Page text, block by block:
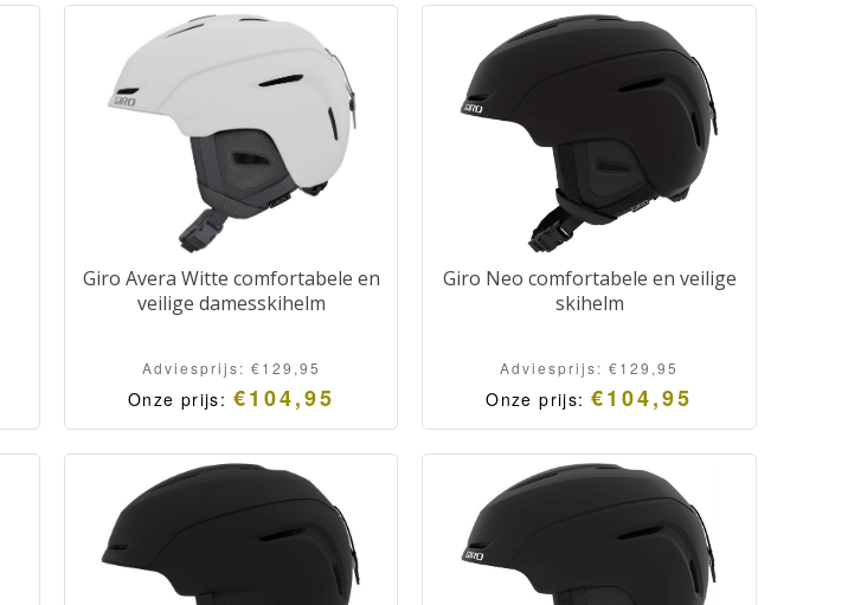
Giro Avera Witte comfortabele en
veilige damesskihelm
Adviesprijs: €129,95
Onze prijs: €104,95
Giro Neo comfortabele en veilige
skihelm
Adviesprijs:€129,95
Onze prijs: €104,95